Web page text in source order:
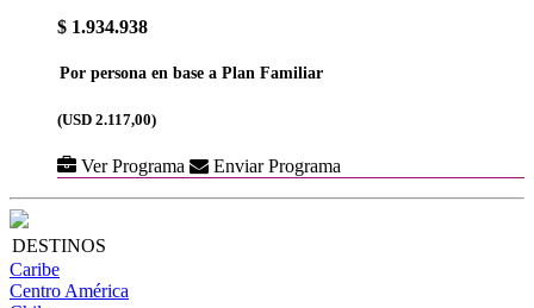
$ 1.934.938
Por persona en base a Plan Familiar
(USD 2.117,00)
Ver Programa Enviar Programa
DESTINOS
Caribe
Centro América